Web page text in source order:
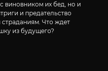
виновником их бед, но и
и предательство
Что ждет
из будущего?